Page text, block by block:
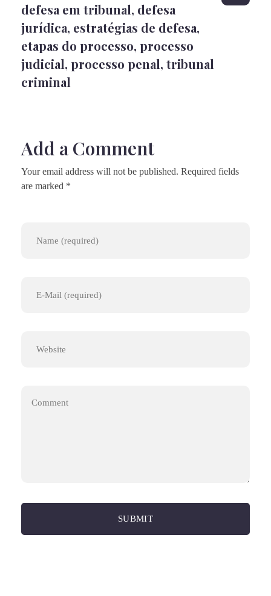
defesa em tribunal, defesa
jurídica, estratégias de defesa,
etapas do processo, processo
judicial, processo penal, tribunal
criminal
Add a Comment
Your email address will not be published. Required fields
are marked *